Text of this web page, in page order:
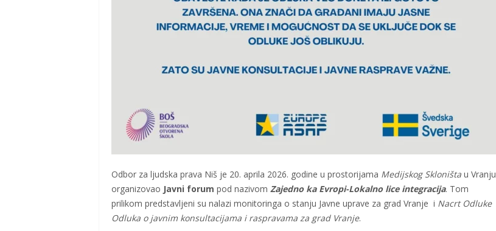
Odbor za ljudska prava Niš je 20. aprila 2026. godine u prostorijama Medijskog Skloništa u Vranju
organizovao Javni forum pod nazivom Zajedno ka Evropi-Lokalno lice integracija. Tom
prilikom predstavljeni su nalazi monitoringa o stanju Javne uprave za grad Vranje i Nacrt Odluke
Odluka o javnim konsultacijama i raspravama za grad Vranje.